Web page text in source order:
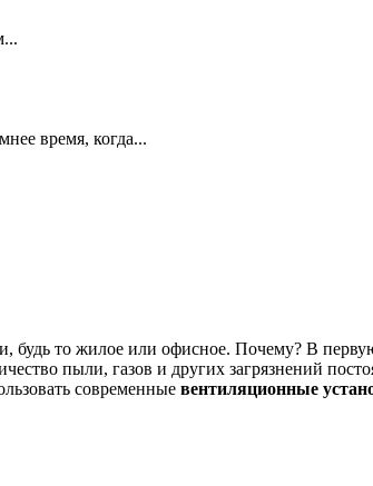
время, когда...
то жилое или офисное. Почему? В
пыли, газов и других загрязнений
современные вентиляционные